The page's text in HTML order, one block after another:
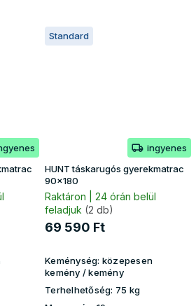
Standard
ingyenes
HUNT táskarugós gyerekmatrac
90x180
Raktáron | 24 órán belül
feladjuk (2 db)
69 590 Ft
Keménység: közepesen
kemény / kemény
Terhelhetőség: 75 kg